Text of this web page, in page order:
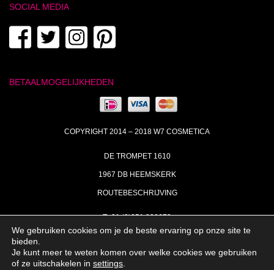
SOCIAL MEDIA
BETAALMOGELIJKHEDEN
COPYRIGHT 2014 – 2018 W7 COSMETICA
DE TROMPET 1610
1967 DB HEEMSKERK
ROUTEBESCHRIJVING
T+31 (0)251 238673
MA | DI | DO VAN 09:00 – 17:00
INFO@W7COSMETICA.NL
We gebruiken cookies om je de beste ervaring op onze site te
bieden.
Je kunt meer te weten komen over welke cookies we gebruiken
of ze uitschakelen in settings